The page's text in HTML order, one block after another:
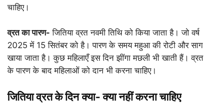
चाहिए।
व्रत का पारण- जितिया व्रत नवमी तिथि को किया जाता है। जो वर्ष
2025 में 15 सितंबर को है। पारण के समय महुआ की रोटी और साग
खाया जाता है। कुछ महिलाएँ इस दिन झींगा मछली भी खाती हैं। व्रत
के पारण के बाद महिलाओं को दान भी करना चाहिए।
जितिया व्रत के दिन क्या- क्या नहीं करना चाहिए